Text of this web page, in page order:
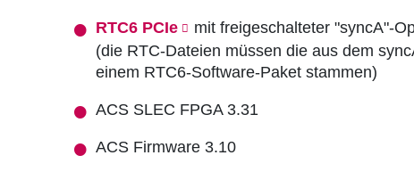
o
n
RTC6 PCIe
mit freigeschalteter "syncA"-
(die RTC-Dateien müssen die aus dem
einem RTC6-Software-Paket stammen)
ACS SLEC FPGA 3.31
ACS Firmware 3.10